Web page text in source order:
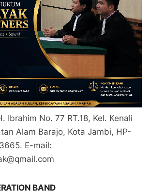
Ibrahim No. 77 RT.18, Kel. Kenali
Alam Barajo, Kota Jambi, HP-
E-mail:
BAND